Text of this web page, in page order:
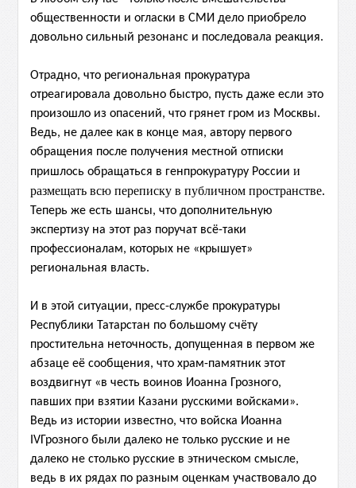
общественности и огласки в СМИ дело приобрело
довольно сильный резонанс и последовала реакция.
Отрадно, что региональная прокуратура
отреагировала довольно быстро, пусть даже если это
произошло из опасений, что грянет гром из Москвы.
Ведь, не далее как в конце мая, автору первого
обращения после получения местной отписки
пришлось обращаться в генпрокуратуру Россиии
размещать всю переписку в публичном пространстве.
Теперь же есть шансы, что дополнительную
экспертизу на этот раз поручат всё-таки
профессионалам, которых не «крышует»
региональная власть.
И в этой ситуации, пресс-службе прокуратуры
Республики Татарстан по большому счёту
простительна неточность, допущенная в первом же
абзаце её сообщения, что храм-памятник этот
воздвигнут «в честь воинов Иоанна Грозного,
павших при взятии Казани русскими войсками».
Ведь из истории известно, что войска Иоанна
IVГрозного были далеко не только русские и не
далеко не столько русские в этническом смысле,
ведь в их рядах по разным оценкам участвовало до